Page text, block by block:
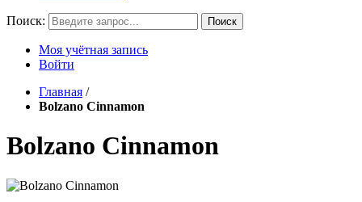
Поиск: Поиск
Моя учётная запись
Войти
Главная /
Bolzano Cinnamon
Bolzano Cinnamon